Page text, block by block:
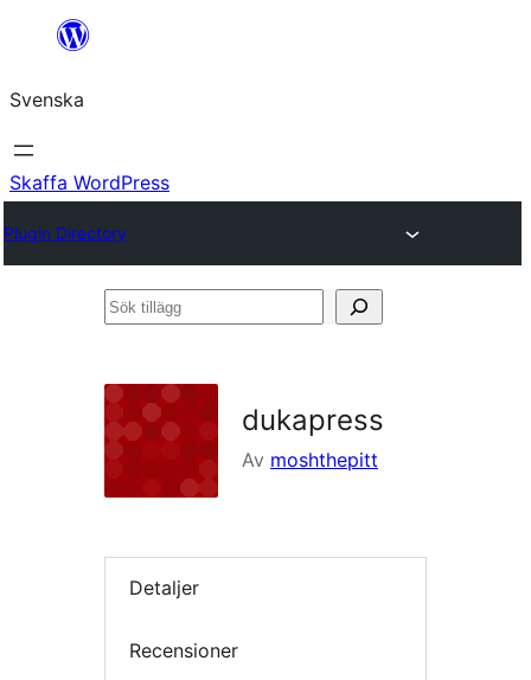
Hoppa
innehåll
Svenska
Skaffa WordPress
Plugin Directory
Sök
dukapress
Av moshthepitt
Detaljer
Recensioner